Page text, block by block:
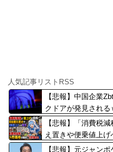
人気記事リストRSS
【悲報】中国企業
クドアが発見され
【悲報】「消費税
え置きや便乗値上
小売価格の動向に
【悲報】元ジャン